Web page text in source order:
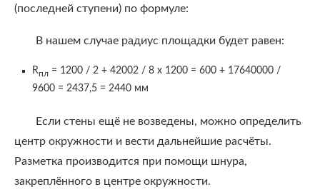
(последней ступени) по формуле:
В нашем случае радиус площадки будет равен:
Rпл = 1200 / 2 + 42002 / 8 х 1200 = 600 + 17640000 /
9600 = 2437,5 = 2440 мм
Если стены ещё не возведены, можно определить
центр окружности и вести дальнейшие расчёты.
Разметка производится при помощи шнура,
закреплённого в центре окружности.